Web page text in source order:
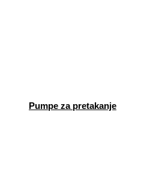
Pumpe za pretakanje